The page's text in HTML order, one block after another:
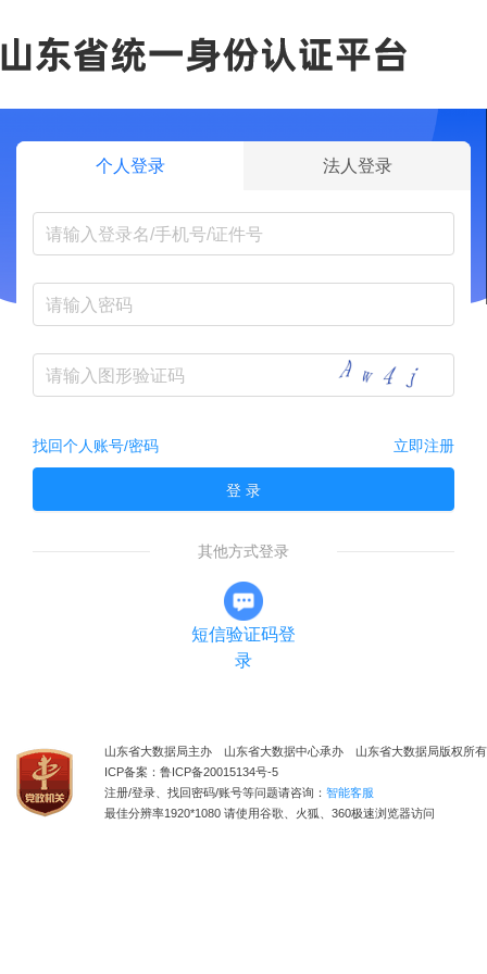
个人登录 法人登录
找回个人账号/密码 立即注册
登 录
其他方式登录
短信验证码登
录
山东省大数据局主办 山东省大数据中心承办 山东省大数据局版权所有
ICP备案：鲁ICP备20015134号-5
注册/登录、找回密码/账号等问题请咨询： 智能客服
最佳分辨率1920*1080 请使用谷歌、火狐、360极速浏览器访问